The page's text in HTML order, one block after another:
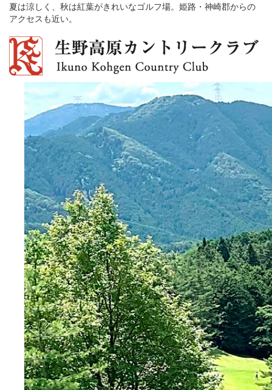
夏は涼しく、秋は紅葉がきれいなゴルフ場。姫路・神崎郡からの
アクセスも近い。